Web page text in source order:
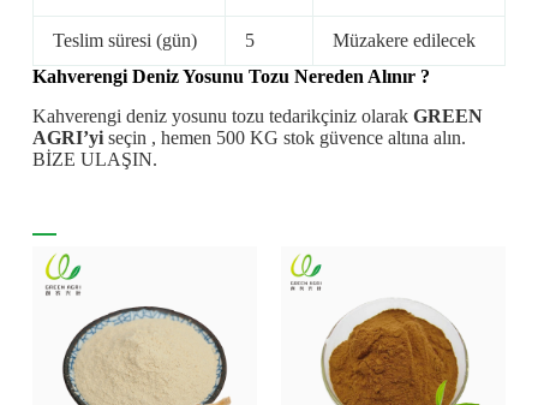
Teslim süresi (gün) 5
Müzakere edilecek
Kahverengi Deniz Yosunu Tozu Nereden Alınır ?
Kahverengi deniz yosunu tozu tedarikçiniz olarak GREEN
AGRI’yiseçin , hemen 500 KG stok güvence altına alın.
BİZE ULAŞIN.